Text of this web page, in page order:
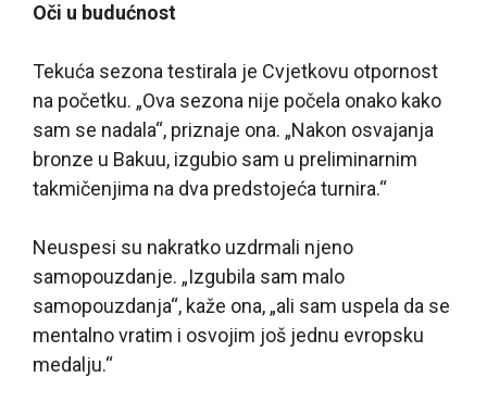
Oči u budućnost
Tekuća sezona testirala je Cvjetkovu otpornost
na početku. „Ova sezona nije počela onako kako
sam se nadala“, priznaje ona. „Nakon osvajanja
bronze u Bakuu, izgubio sam u preliminarnim
takmičenjima na dva predstojeća turnira.“
Neuspesi su nakratko uzdrmali njeno
samopouzdanje. „Izgubila sam malo
samopouzdanja“, kaže ona, „ali sam uspela da se
mentalno vratim i osvojim još jednu evropsku
medalju.“